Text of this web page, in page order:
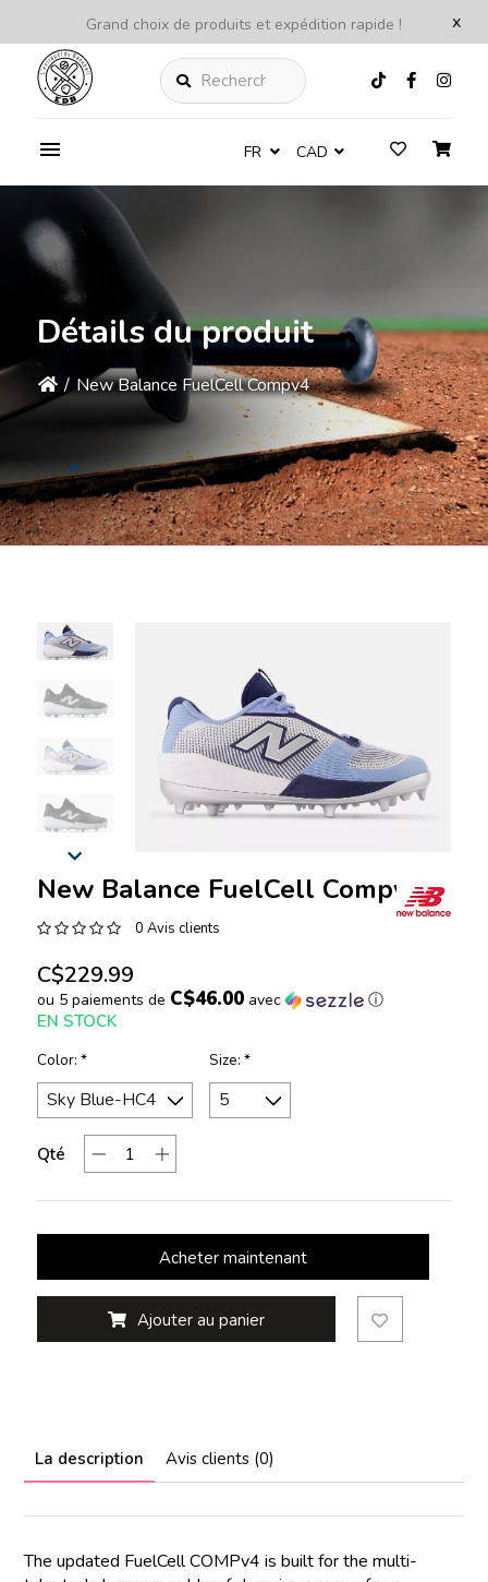
x
Grand choix de produits et expédition rapide !
Rechercher
FR CAD
Détails du produit
/ New Balance FuelCell Compv4
New Balance FuelCell Compv4
0 Avis clients
C$229.99
ou 5 paiements de C$46.00avec ⓘ
EN STOCK
Color: * Size: *
Qté
Acheter maintenant
Ajouter au panier
La description Avis clients (0)
The updated FuelCell COMPv4 is built for the multi-